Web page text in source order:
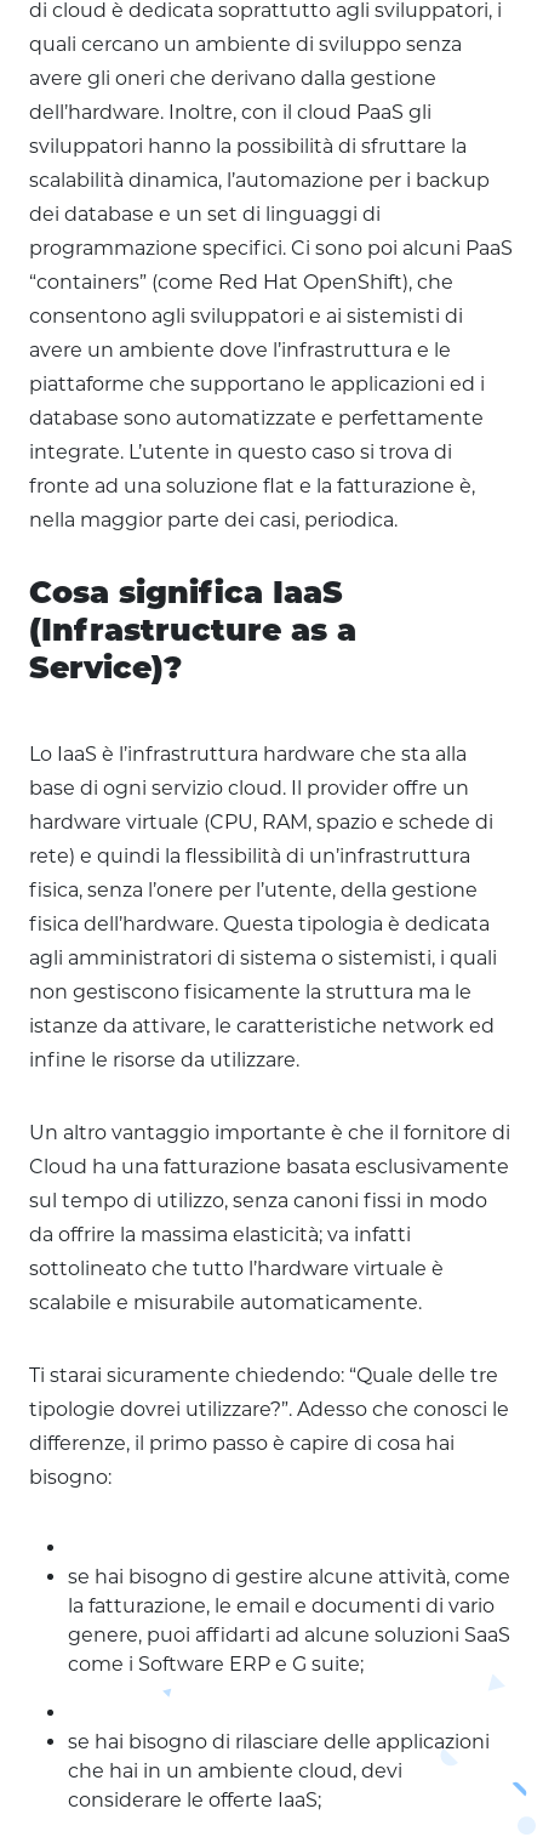
di cloud è dedicata soprattutto agli sviluppatori, i
quali cercano un ambiente di sviluppo senza
avere gli oneri che derivano dalla gestione
dell’hardware. Inoltre, con il cloud PaaS gli
sviluppatori hanno la possibilità di sfruttare la
scalabilità dinamica, l’automazione per i backup
dei database e un set di linguaggi di
programmazione specifici. Ci sono poi alcuni PaaS
“containers” (come Red Hat OpenShift), che
consentono agli sviluppatori e ai sistemisti di
avere un ambiente dove l’infrastruttura e le
piattaforme che supportano le applicazioni ed i
database sono automatizzate e perfettamente
integrate. L’utente in questo caso si trova di
fronte ad una soluzione flat e la fatturazione è,
nella maggior parte dei casi, periodica.
Cosa significa IaaS
(Infrastructure as a
Service)?
Lo IaaS è l’infrastruttura hardware che sta alla
base di ogni servizio cloud. Il provider offre un
hardware virtuale (CPU, RAM, spazio e schede di
rete) e quindi la flessibilità di un’infrastruttura
fisica, senza l’onere per l’utente, della gestione
fisica dell’hardware. Questa tipologia è dedicata
agli amministratori di sistema o sistemisti, i quali
non gestiscono fisicamente la struttura ma le
istanze da attivare, le caratteristiche network ed
infine le risorse da utilizzare.
Un altro vantaggio importante è che il fornitore di
Cloud ha una fatturazione basata esclusivamente
sul tempo di utilizzo, senza canoni fissi in modo
da offrire la massima elasticità; va infatti
sottolineato che tutto l’hardware virtuale è
scalabile e misurabile automaticamente.
Ti starai sicuramente chiedendo: “Quale delle tre
tipologie dovrei utilizzare?”. Adesso che conosci le
differenze, il primo passo è capire di cosa hai
bisogno:
se hai bisogno di gestire alcune attività, come
la fatturazione, le email e documenti di vario
genere, puoi affidarti ad alcune soluzioni SaaS
come i Software ERP e G suite;
se hai bisogno di rilasciare delle applicazioni
che hai in un ambiente cloud, devi
considerare le offerte IaaS;